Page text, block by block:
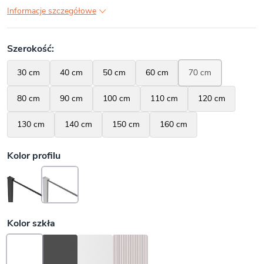
Informacje szczegółowe